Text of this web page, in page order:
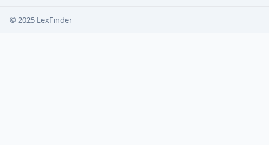
© 2025 LexFinder